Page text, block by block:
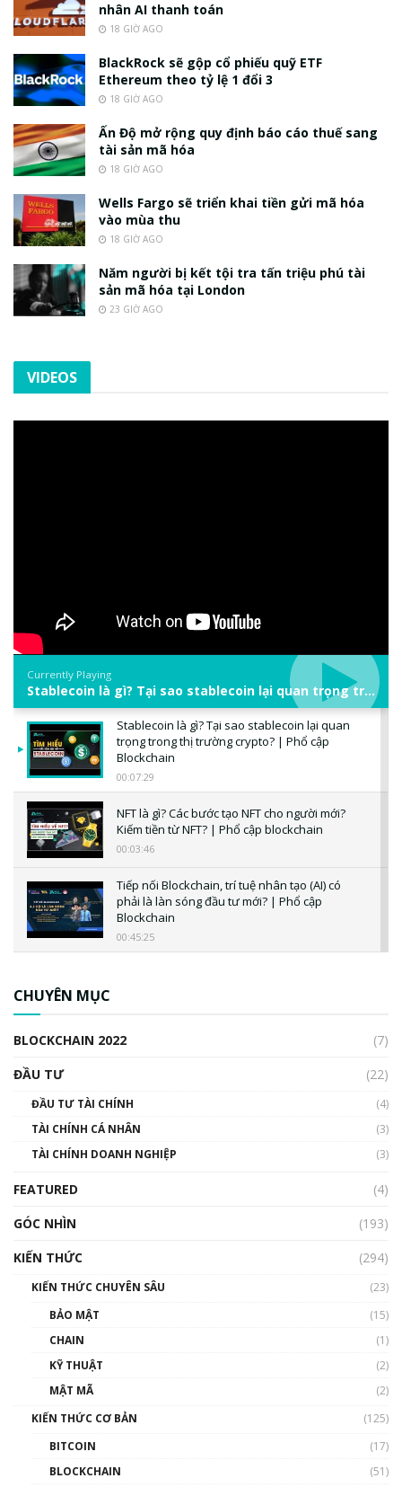
nhân AI thanh toán
18 GIỜ AGO
BlackRock sẽ gộp cổ phiếu quỹ ETF
Ethereum theo tỷ lệ 1 đổi 3
18 GIỜ AGO
Ấn Độ mở rộng quy định báo cáo thuế sang
tài sản mã hóa
18 GIỜ AGO
Wells Fargo sẽ triển khai tiền gửi mã hóa
vào mùa thu
18 GIỜ AGO
Năm người bị kết tội tra tấn triệu phú tài
sản mã hóa tại London
23 GIỜ AGO
VIDEOS
Currently Playing
Stablecoin là gì? Tại sao stablecoin lại quan trọng trong thị trường crypto? | Phổ cập Blockchain
Stablecoin là gì? Tại sao stablecoin lại quan
trọng trong thị trường crypto? | Phổ cập
Blockchain
00:07:29
NFT là gì? Các bước tạo NFT cho người mới?
Kiếm tiền từ NFT? | Phổ cập blockchain
00:03:46
Tiếp nối Blockchain, trí tuệ nhân tạo (AI) có
phải là làn sóng đầu tư mới? | Phổ cập
Blockchain
00:45:25
00:02:14
Nhìn lại năm 2022: Những sự kiện ảnh hưởng
đến hệ sinh thái tiền mã hoá | Phổ cập
00:43:47
như thể nào?
CHUYÊN MỤC
BLOCKCHAIN 2022
(7)
ĐẦU TƯ
(22)
ĐẦU TƯ TÀI CHÍNH
(4)
TÀI CHÍNH CÁ NHÂN
(3)
TÀI CHÍNH DOANH NGHIỆP
(3)
FEATURED
(4)
GÓC NHÌN
(193)
KIẾN THỨC
(294)
KIẾN THỨC CHUYÊN SÂU
(23)
BẢO MẬT
(15)
CHAIN
(1)
KỸ THUẬT
(2)
MẬT MÃ
(2)
KIẾN THỨC CƠ BẢN
(125)
BITCOIN
(17)
BLOCKCHAIN
(51)